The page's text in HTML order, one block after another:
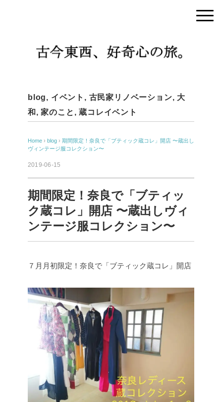
blog, イベント , 古民家リノベーション, 大
和 ,家のこと ,蔵コレイベント
Home › blog › 期間限定！奈良で「ブティック蔵コレ」開店 〜蔵出し
ヴィンテージ服コレクション〜
2019-06-15
期間限定！奈良で「ブティッ
ク蔵コレ」開店 〜蔵出しヴィ
ンテージ服コレクション〜
７月月初限定！奈良で「ブティック蔵コレ」開店